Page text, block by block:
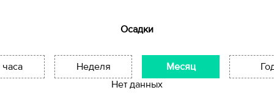
Осадки
Неделя Месяц
Нет данных